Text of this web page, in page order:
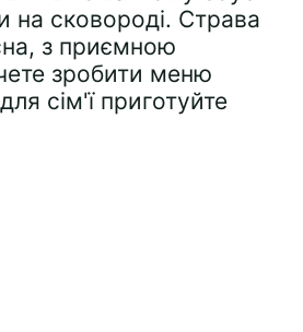
на сковороді. Страва
з приємною
зробити меню
сім'ї приготуйте